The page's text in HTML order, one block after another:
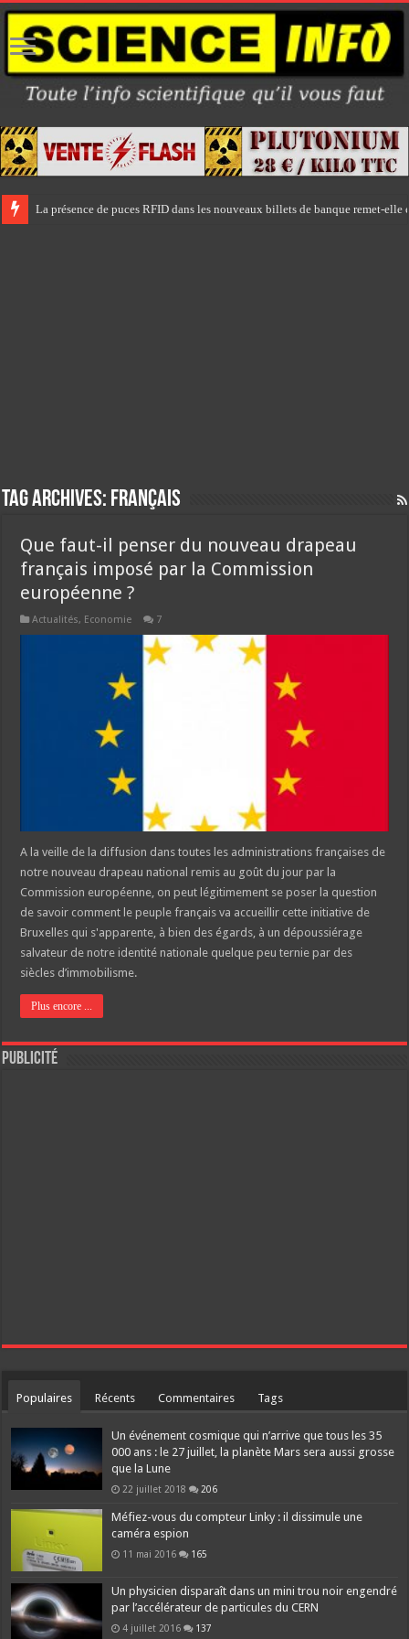
La présence de puces RFID dans les nouveaux billets de banque remet-
Tag Archives: français
Que faut-il penser du nouveau drapeau
français imposé par la Commission
européenne ?
Actualités, Economie 7
A la veille de la diffusion dans toutes les administrations françaises de
notre nouveau drapeau national remis au goût du jour par la
Commission européenne, on peut légitimement se poser la question
de savoir comment le peuple français va accueillir cette initiative de
Bruxelles qui s'apparente, à bien des égards, à un dépoussiérage
salvateur de notre identité nationale quelque peu ternie par des
siècles d’immobilisme.
Plus encore ...
Publicité
Populaires Récents Commentaires Tags
Un événement cosmique qui n’arrive que tous les 35
000 ans : le 27 juillet, la planète Mars sera aussi grosse
que la Lune
22 juillet 2018 206
Méfiez-vous du compteur Linky : il dissimule une
caméra espion
11 mai 2016 165
Un physicien disparaît dans un mini trou noir engendré
par l’accélérateur de particules du CERN
4 juillet 2016 137